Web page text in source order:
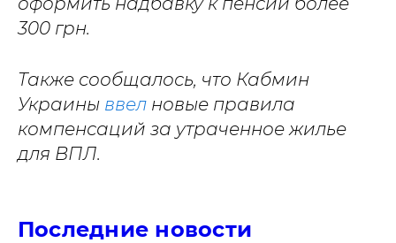
300 грн.
Также сообщалось, что Кабмин
Украины ввел новые правила
компенсаций за утраченное жилье
для ВПЛ.
Последние новости